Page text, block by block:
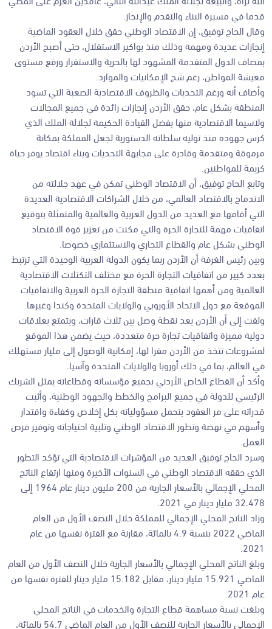
قدما في مسيرة البناء والتقدم والإنجاز.
وقال الحاج توفيق، إن الاقتصاد الوطني حقق خلال العقود الماضية
إنجازات عديدة ومهمة وذلك منذ بواكير الاستقلال، حتى أصبح الأردن
بمصاف الدول المتقدمة المشهود لها بالحرية والاستقرار ورفع مستوى
معيشة المواطن، رغم شح الإمكانيات والموارد.
وأضاف أنه ورغم التحديات والظروف الاقتصادية الصعبة التي تسود
المنطقة بشكل عام، حقق الأردن إنجازات رائدة في جميع المجالات
ولاسيما الاقتصادية منها بفضل القيادة الحكيمة لجلالة الملك الذي
كرس جهوده منذ توليه سلطاته الدستورية لجعل المملكة بمكانة
مرموقة ومتقدمة وقادرة على مجابهة التحديات وبناء اقتصاد يوفر حياة
كريمة للمواطنين.
وتابع الحاج توفيق، أن الاقتصاد الوطني تمكن في عهد جلالته من
الاندماج بالاقتصاد العالمي، من خلال الشراكات الاقتصادية العديدة
التي أقامها مع العديد من الدول العربية والعالمية والمتمثلة بتوقيع
اتفاقيات مهمة للتجارة الحرة والتي مكنت من تعزيز قوة الاقتصاد
الوطني بشكل عام والقطاع التجاري والاستثماري خصوصا.
وبين رئيس الغرفة أن الأردن ربما يكون الدولة العربية الوحيدة التي ترتبط
بعدد كبير من اتفاقيات التجارة الحرة مع مختلف التكتلات الاقتصادية
العالمية ومن أهمها اتفاقية منطقة التجارة الحرة العربية والاتفاقيات
الموقعة مع دول الاتحاد الأوروبي والولايات المتحدة وكندا وغيرها.
ولفت إلى أن الأردن يعد نقطة وصل بين ثلاث قارات، ويتمتع بعلاقات
دولية مميزة واتفاقيات تجارة حرة متعددة، حيث يضمن هذا الموقع
لمشروعات تتخذ من الأردن مقرا لها، إمكانية الوصول إلى مليار مستهلك
في العالم، بما في ذلك أوروبا والولايات المتحدة وآسيا.
وأكد أن القطاع الخاص الأردني بجميع مؤسساته وقطاعاته يمثل الشريك
الرئيسي للدولة في جميع البرامج والخطط والجهود الوطنية، وأثبت
قدراته على مر العقود بتحمل مسؤولياته بكل إخلاص وكفاءة واقتدار
وأسهم في نهضة وتطور الاقتصاد الوطني وتلبية احتياجاته وتوفير فرص
العمل.
وسرد الحاج توفيق العديد من المؤشرات الاقتصادية التي تؤكد التطور
الذي حققه الاقتصاد الوطني في السنوات الأخيرة ومنها ارتفاع الناتج
المحلي الإجمالي بالأسعار الجارية من 200 مليون دينار عام 1964 إلى
32.478 مليار دينار في 2021.
وزاد الناتج المحلي الإجمالي للمملكة خلال النصف الأول من العام
الماضي 2022 بنسبة 4.9 بالمائة، مقارنة مع الفترة نفسها من عام
2021.
وبلغ الناتج المحلي الإجمالي بالأسعار الجارية خلال النصف الأول من العام
الماضي 15.921 مليار دينار، مقابل 15.182 مليار دينار للفترة نفسها من
عام 2021.
وبلغت نسبة مساهمة قطاع التجارة والخدمات في الناتج المحلي
الإجمالي بالأسعار الجارية للنصف الأول من العام الماضي 54.7 بالمائة،